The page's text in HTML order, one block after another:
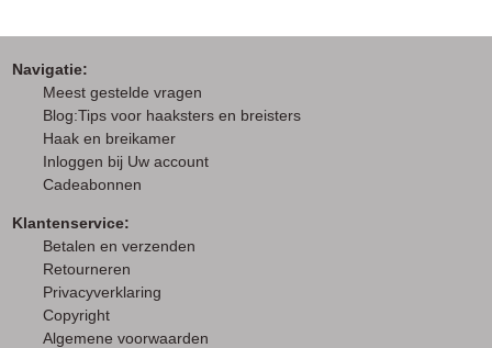
Navigatie:
Meest gestelde vragen
Blog:Tips voor haaksters en breisters
Haak en breikamer
Inloggen bij Uw account
Cadeabonnen
Klantenservice:
Betalen en verzenden
Retourneren
Privacyverklaring
Copyright
Algemene voorwaarden